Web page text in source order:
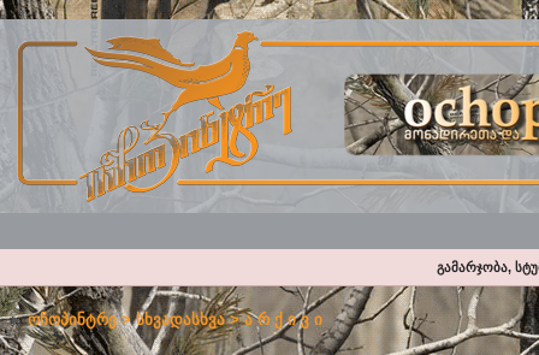
გამარჯობა,
ოჩოპინტრე>სხვადასხვა>ა რ ქ ი ვ ი